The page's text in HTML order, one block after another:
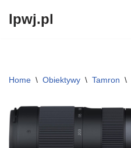
lpwj.pl
Home \ Obiektywy \ Tamron \